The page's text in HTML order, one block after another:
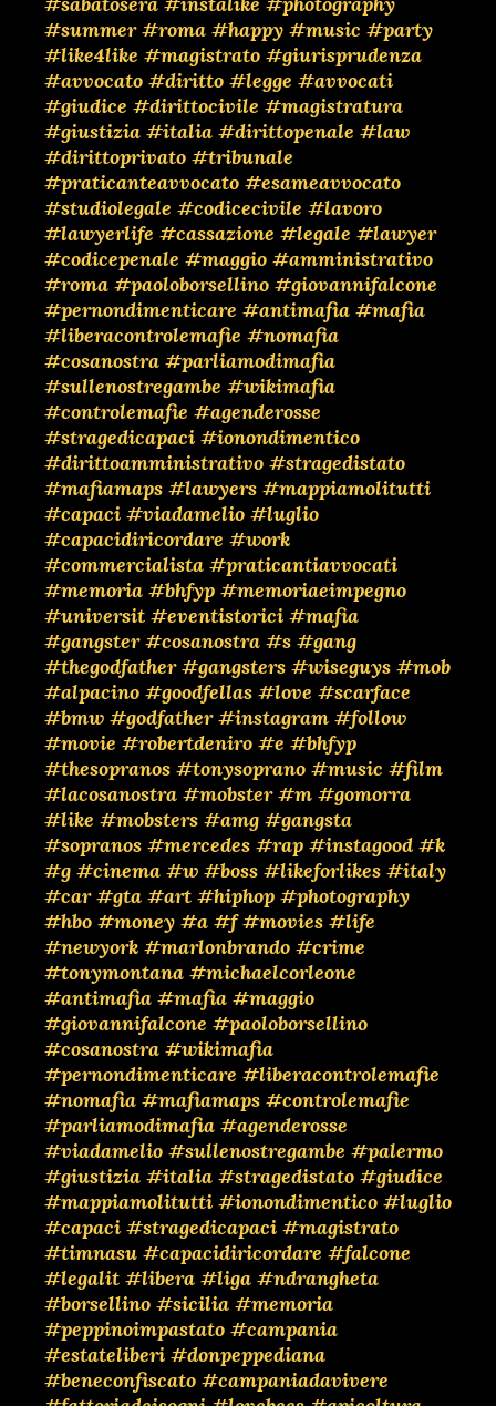
#summer #roma #happy #music #party
#like4like #magistrato #giurisprudenza
#avvocato #diritto #legge #avvocati
#giudice #dirittocivile #magistratura
#giustizia #italia #dirittopenale #law
#dirittoprivato #tribunale
#praticanteavvocato #esameavvocato
#studiolegale #codicecivile #lavoro
#lawyerlife #cassazione #legale #lawyer
#codicepenale #maggio #amministrativo
#roma #paoloborsellino #giovannifalcone
#pernondimenticare #antimafia #mafia
#liberacontrolemafie #nomafia
#cosanostra #parliamodimafia
#sullenostregambe #wikimafia
#controlemafie #agenderosse
#stragedicapaci #ionondimentico
#dirittoamministrativo #stragedistato
#mafiamaps #lawyers #mappiamolitutti
#capaci #viadamelio #luglio
#capacidiricordare #work
#commercialista #praticantiavvocati
#memoria #bhfyp #memoriaeimpegno
#universit #eventistorici #mafia
#gangster #cosanostra #s #gang
#thegodfather #gangsters #wiseguys #mob
#alpacino #goodfellas #love #scarface
#bmw #godfather #instagram #follow
#movie #robertdeniro #e #bhfyp
#thesopranos #tonysoprano #music #film
#lacosanostra #mobster #m #gomorra
#like #mobsters #amg #gangsta
#sopranos #mercedes #rap #instagood #k
#g #cinema #w #boss #likeforlikes #italy
#car #gta #art #hiphop #photography
#hbo #money #a #f #movies #life
#newyork #marlonbrando #crime
#tonymontana #michaelcorleone
#antimafia #mafia #maggio
#giovannifalcone #paoloborsellino
#cosanostra #wikimafia
#pernondimenticare #liberacontrolemafie
#nomafia #mafiamaps #controlemafie
#parliamodimafia #agenderosse
#viadamelio #sullenostregambe #palermo
#giustizia #italia #stragedistato #giudice
#mappiamolitutti #ionondimentico #luglio
#capaci #stragedicapaci #magistrato
#timnasu #capacidiricordare #falcone
#legalit #libera #liga #ndrangheta
#borsellino #sicilia #memoria
#peppinoimpastato #campania
#estateliberi #donpeppediana
#beneconfiscato #campaniadavivere